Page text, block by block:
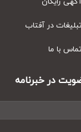
در آفتاب
با ما
در خبرنامه